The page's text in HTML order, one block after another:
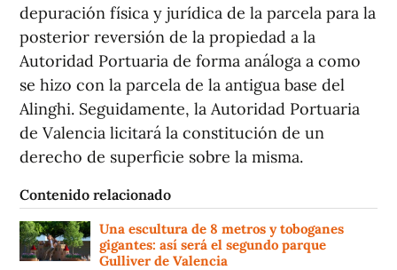
depuración física y jurídica de la parcela para la
posterior reversión de la propiedad a la
Autoridad Portuaria de forma análoga a como
se hizo con la parcela de la antigua base del
Alinghi. Seguidamente, la Autoridad Portuaria
de Valencia licitará la constitución de un
derecho de superficie sobre la misma.
Contenido relacionado
Una escultura de 8 metros y toboganes
gigantes: así será el segundo parque
Gulliver de Valencia